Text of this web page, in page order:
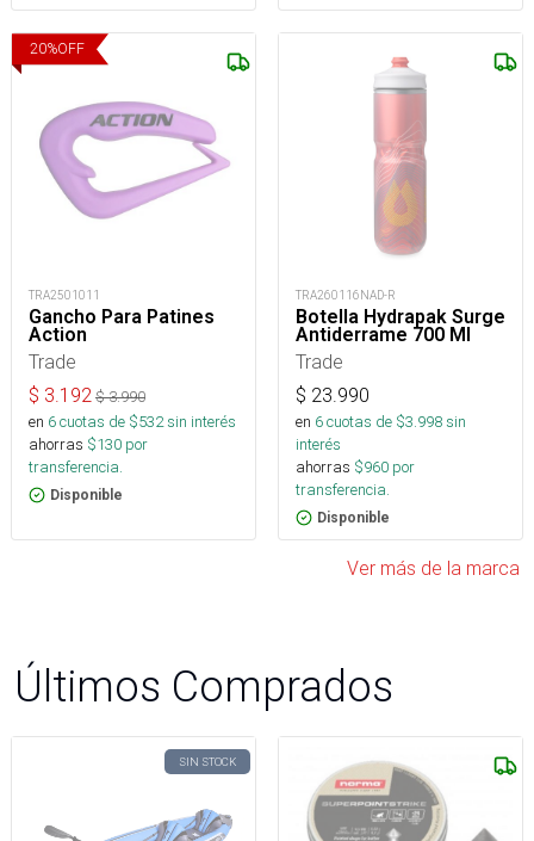
20%OFF
TRA2501011
Gancho Para Patines
Action
Trade
$ 3.192 $3.990
en 6cuotas de $532sin interés
ahorras $130 por
transferencia.
Disponible
TRA260116NAD-R
Botella Hydrapak Surge
Antiderrame 700 Ml
Trade
$ 23.990
en 6cuotas de $3.998sin
interés
ahorras $960 por
transferencia.
Disponible
Ver más de la marca
Últimos Comprados
SIN STOCK